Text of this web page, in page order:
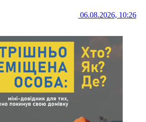
06.08.2026, 10:26